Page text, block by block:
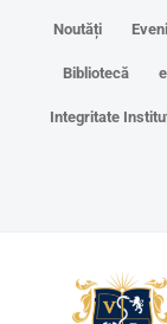
Noutăți
Bibliotecă
Integritate